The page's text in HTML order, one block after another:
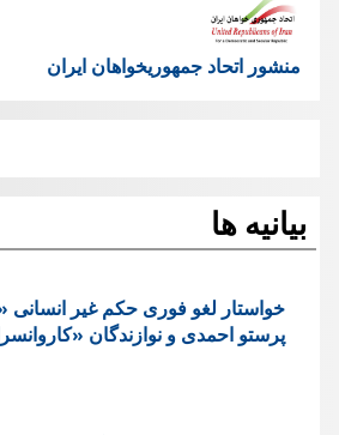
منشور اتحاد جمهوریخواهان ایران
بیانیه ها
خواستار لغو فوری حکم غیر انسانی
پرستو احمدی و نوازندگان